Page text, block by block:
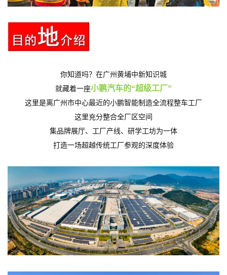
你知道吗？在广州黄埔中新知识城
就藏着一座小鹏汽车的“超级工厂”
这里是离广州市中心最近的小鹏智能制造全流程整车工厂
这里充分整合全厂区空间
集品牌展厅、工厂产线、研学工坊为一体
打造一场超越传统工厂参观的深度体验